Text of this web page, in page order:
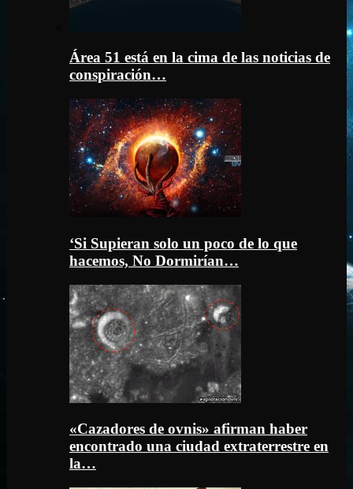
Área 51 está en la cima de las noticias de
conspiración…
‘Si Supieran solo un poco de lo que
hacemos, No Dormirían…
«Cazadores de ovnis» afirman haber
encontrado una ciudad extraterrestre en
la…